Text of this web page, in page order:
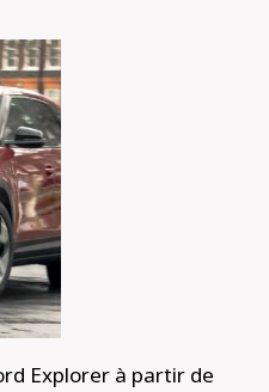
Explorer à partir de